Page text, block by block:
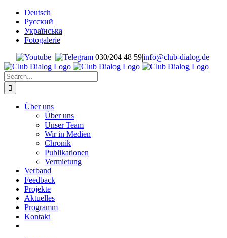
Skip
content
Deutsch
Русский
Українська
Fotogalerie
030/204 48 59|info@club-dialog.de
Search
for:
Über uns
Über uns
Unser Team
Wir in Medien
Chronik
Publikationen
Vermietung
Verband
Feedback
Projekte
Aktuelles
Programm
Kontakt